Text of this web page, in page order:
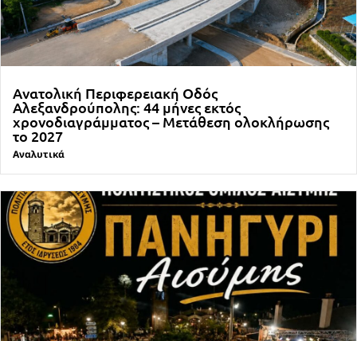
Ανατολική Περιφερειακή Οδός
Αλεξανδρούπολης: 44 μήνες εκτός
χρονοδιαγράμματος – Μετάθεση ολοκλήρωσης
το 2027
Αναλυτικά